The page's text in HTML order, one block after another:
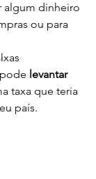
algum dinheiro
ou para
levantar
taxa que teria
país.